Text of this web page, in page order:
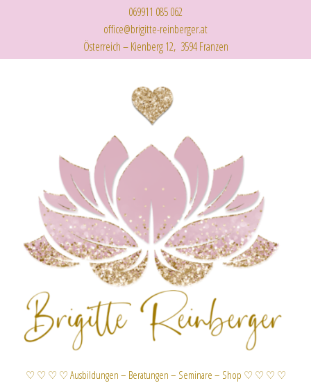
069911 085 062
office@brigitte-reinberger.at
Österreich – Kienberg 12, 3594 Franzen
♡ ♡ ♡ ♡ Ausbildungen – Beratungen – Seminare – Shop ♡ ♡ ♡ ♡